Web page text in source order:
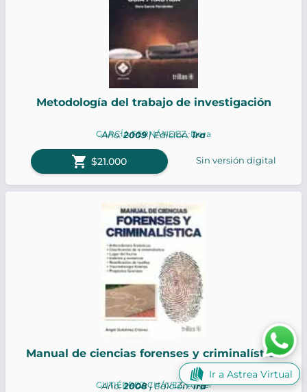
Metodología del trabajo de investigación
GARCÍA FERNÁNDEZ, Dora
Año:2009| Edición:1ra
shopping_cart $21.000 Sin versión digital
Manual de ciencias forenses y criminalística
GUTIÉRREZ CHÁVEZ, Ángel
Año:2008| Edición:1ra
Ir a Astrea Virtual